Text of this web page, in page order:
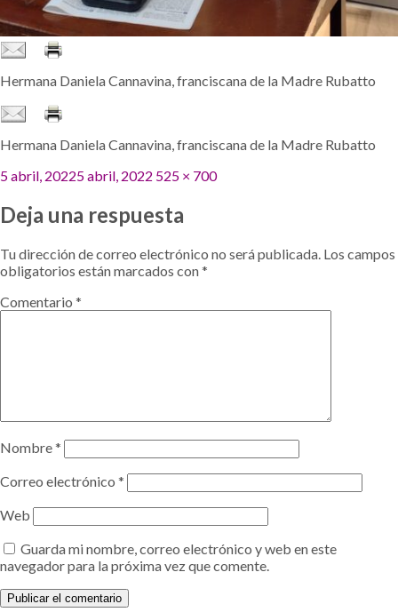
Hermana Daniela Cannavina, franciscana de la Madre Rubatto
Hermana Daniela Cannavina, franciscana de la Madre Rubatto
Publicado
5 abril, 20225 abril, 2022 Tamaño
525 × 700
Deja una respuesta
Tu dirección de correo electrónico no será publicada. Los campos
obligatorios están marcados con*
Comentario *
Nombre*
Correo electrónico *
Web
Guarda mi nombre, correo electrónico y web en este
navegador para la próxima vez que comente.